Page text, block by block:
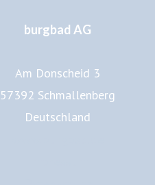
burgbad AG
Am Donscheid 3
57392 Schmallenberg
Deutschland